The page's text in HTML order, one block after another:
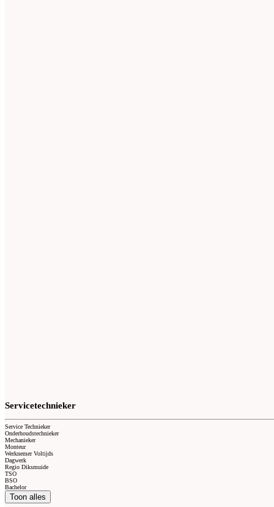
Servicetechnieker
Service Technieker
Onderhoudstechnieker
Mechanieker
Monteur
Werknemer Voltijds
Dagwerk
Regio Diksmuide
TSO
BSO
Bachelor
Toon alles